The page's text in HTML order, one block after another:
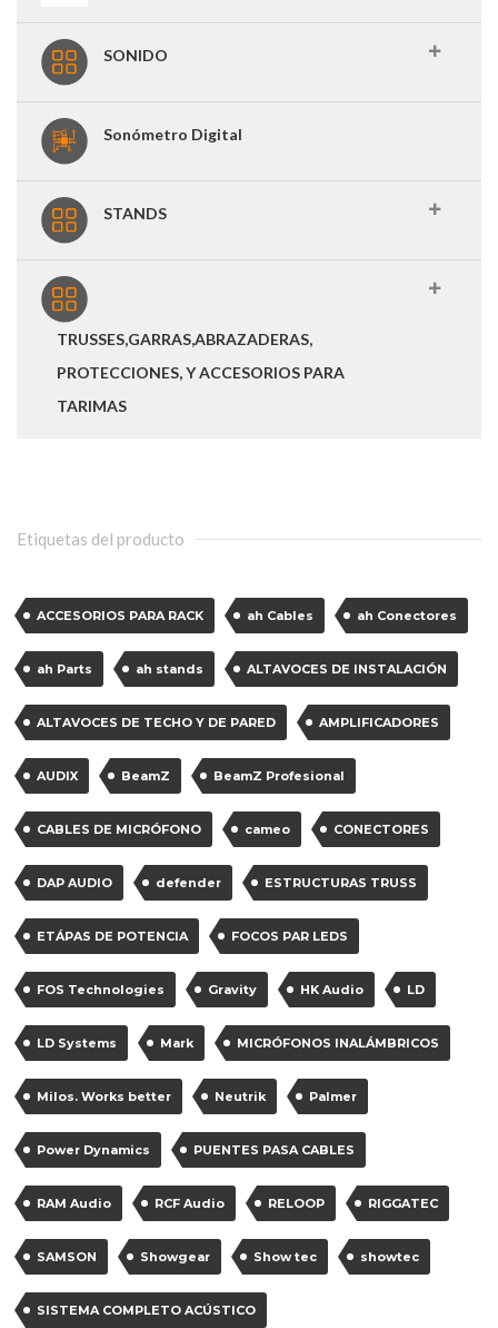
SONIDO
Sonómetro Digital
STANDS
TRUSSES,GARRAS,ABRAZADERAS,
PROTECCIONES, Y ACCESORIOS PARA
TARIMAS
Etiquetas del producto
ACCESORIOS PARA RACK ah Cables ah Conectores
ah Parts ah stands ALTAVOCES DE INSTALACIÓN
ALTAVOCES DE TECHO Y DE PARED AMPLIFICADORES
AUDIX BeamZ BeamZ Profesional
CABLES DE MICRÓFONO cameo CONECTORES
DAP AUDIO defender ESTRUCTURAS TRUSS
ETÁPAS DE POTENCIA FOCOS PAR LEDS
FOS Technologies Gravity HK Audio LD
LD Systems Mark MICRÓFONOS INALÁMBRICOS
Milos. Works better Neutrik Palmer
Power Dynamics PUENTES PASA CABLES
RAM Audio RCF Audio RELOOP RIGGATEC
SAMSON Showgear Show tec showtec
SISTEMA COMPLETO ACÚSTICO